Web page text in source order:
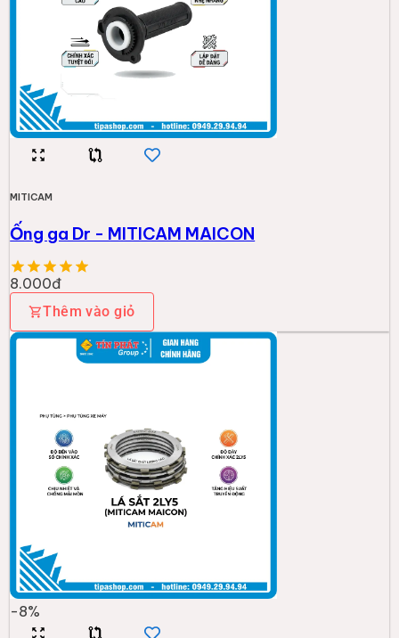
MITICAM
Ống ga Dr - MITICAM MAICON
8.000đ
Thêm vào giỏ
-8%